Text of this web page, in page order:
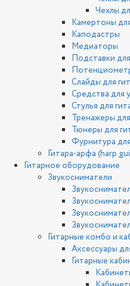
Чехлы
Камертоны
Каподастры
Медиаторы
Подставки
Слайды для
Средства для
Стулья для
Тренажеры
Тюнеры для
Фурнитура
Гитара-арфа (harp
Гитарное оборудование
Звукосниматели
Гитарные комбо и
Аксессуары
Гитарные